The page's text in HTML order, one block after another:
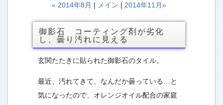
« 2014年8月 | メイン | 2014年11月»
御影石 コーティング剤が劣化
し、曇り汚れに見える
玄関たたきに貼られた御影石のタイル。
最近、汚れてきて、なんだか曇っている…と
気になったので、オレンジオイル配合の家庭